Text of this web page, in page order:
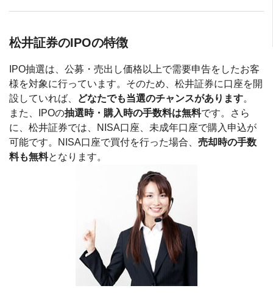
松井証券のIPOの特徴
IPO抽選は、公募・売出し価格以上で需要申告をしたお客
様を対象に行っています。そのため、松井証券に口座を開
設していれば、
どなたでも当選のチャンスがあります。
また、IPOの抽選時・購入時の手数料は無料です。さら
に、松井証券では、NISA口座、未成年口座で購入申込が
可能です。NISA口座で買付を行った場合、 売却時の手数
料も無料となります。